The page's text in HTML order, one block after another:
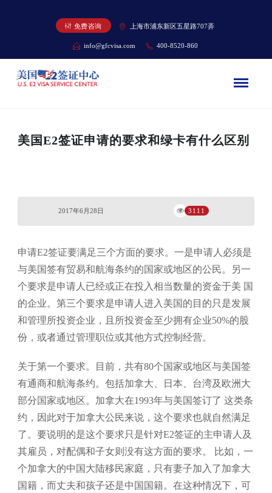
免费咨询 上海市浦东新区五星路707弄
info@gfcvisa.com 400-8520-860
美国E2签证申请的要求和绿卡有什么区别
2017年6月28日 3111
申请E2签证要满足三个方面的要求。一是申请人必须是
与美国签有贸易和航海条约的国家或地区的公民。另一
个要求是申请人已经或正在投入相当数量的资金于美 国
的企业。第三个要求是申请人进入美国的目的只是发展
和管理所投资企业，且所投资金至少拥有企业50%的股
份，或者通过管理职位或其他方式控制经营。
关于第一个要求。目前，共有80个国家或地区与美国签
有通商和航海条约。包括加拿大、日本、台湾及欧洲大
部分国家或地区。加拿大在1993年与美国签订了 这类条
约，因此对于加拿大公民来说，这个要求也就自然满足
了。要说明的是这个要求只是针对E2签证的主申请人及
其雇员，对配偶和子女则没有这方面的要求。 比如，一
个加拿大的中国大陆移民家庭，只有妻子加入了加拿大
国籍，而丈夫和孩子还是中国国籍。在这种情况下，可